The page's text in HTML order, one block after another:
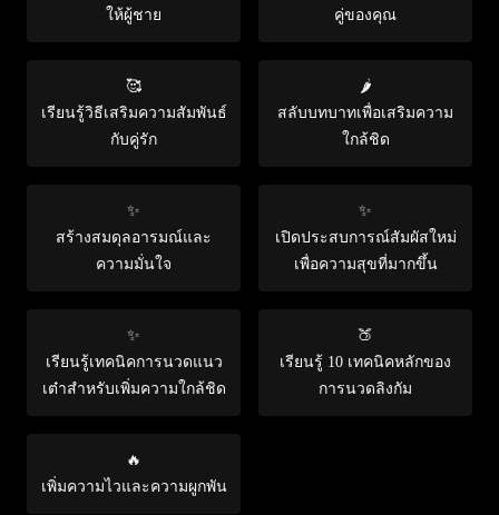
ให้ผู้ชาย
คู่ของคุณ
🥰
เรียนรู้วิธีเสริมความสัมพันธ์
กับคู่รัก
🌶️
สลับบทบาทเพื่อเสริมความ
ใกล้ชิด
✨
สร้างสมดุลอารมณ์และ
ความมั่นใจ
✨
เปิดประสบการณ์สัมผัสใหม่
เพื่อความสุขที่มากขึ้น
✨
เรียนรู้เทคนิคการนวดแนว
เต๋าสำหรับเพิ่มความใกล้ชิด
🍑
เรียนรู้ 10 เทคนิคหลักของ
การนวดลิงกัม
🔥
เพิ่มความไวและความผูกพัน